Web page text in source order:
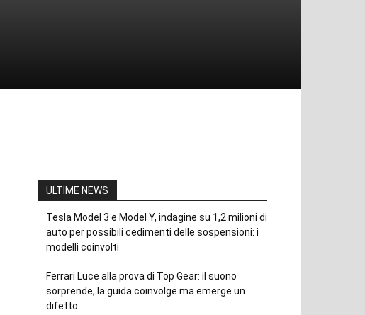
ULTIME NEWS
Tesla Model 3 e Model Y, indagine su 1,2 milioni di
auto per possibili cedimenti delle sospensioni: i
modelli coinvolti
Ferrari Luce alla prova di Top Gear: il suono
sorprende, la guida coinvolge ma emerge un
difetto